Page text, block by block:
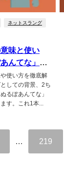
ネットスラング
味と使い
んてな」と
使い方を徹底解
しての背景、2ち
るぽあんてな」
す。これ1本...
… 219